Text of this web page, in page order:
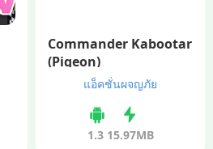
Commander Kabootar
(Pigeon)
แอ็คชั่นผจญภัย
1.3 15.97MB